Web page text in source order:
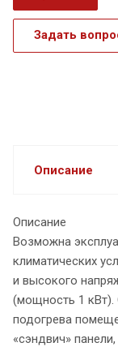
Задать
Описание
Описание
Возможна
климатических
и высокого
(мощность 1 кВт).
подогрева
«сэндвич»